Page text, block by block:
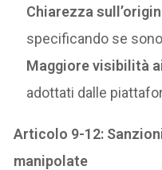
Chiarezza
specificando se
Maggiore visibilità
adottati dalle
Articolo 9-12:
manipolate